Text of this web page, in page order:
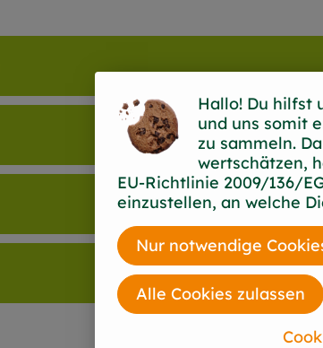
Hallo! Du hilfst
und uns somit
zu sammeln.
wertschätzen,
EU-Richtlinie 2009/136/
einzustellen, an welche
Nur notwendige
Alle Cookies zulassen